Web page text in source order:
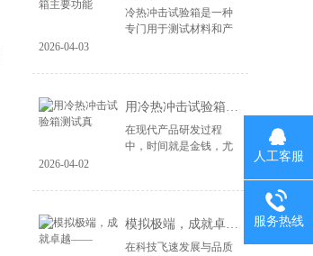
冷热冲击试验箱是一种
专门用于测试材料和产
包括： 温度变化模拟：
速将样品暴露于高...
2026-04-03
用冷热冲击试验箱测试真
在现代产品研发过程
中，时间就是金钱，尤
的产品成为企业成功的
作为一种重要的测试...
2026-04-02
模拟极端，成就卓越——
在科技飞速发展与品质
人工客服
服务热线